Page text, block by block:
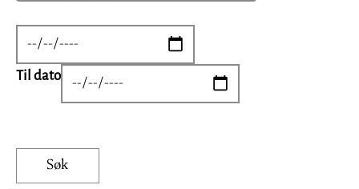
DATE
Til dato DATE